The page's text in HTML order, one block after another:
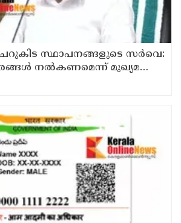
സ്ഥാപനങ്ങളുടെ സർവെ:
നൽകണമെന്ന് മുഖ്യമന്ത്രി